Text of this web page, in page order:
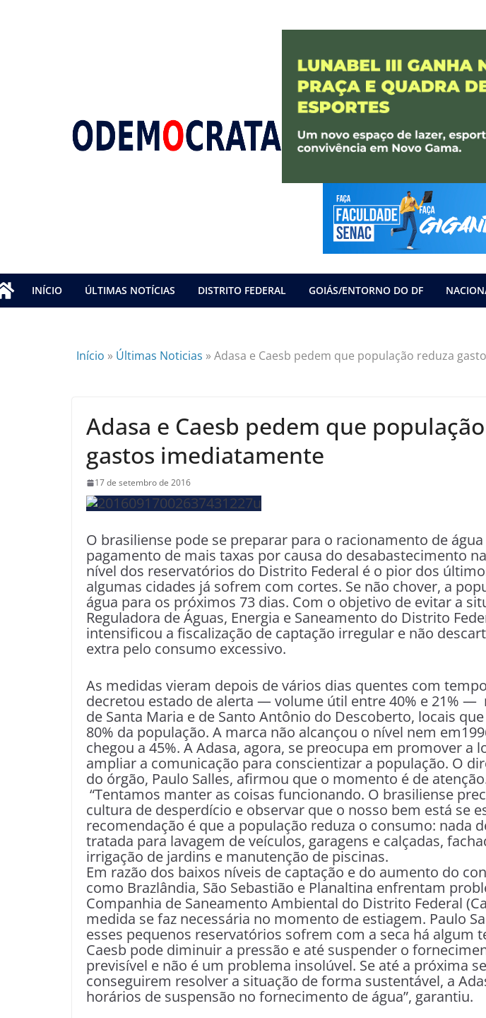
INÍCIO ÚLTIMAS NOTÍCIAS DISTRITO FEDERAL GOIÁS/ENTORNO DO DF
Início » Últimas Noticias »Adasa e Caesb pedem que população reduza
Adasa e Caesb pedem que
gastos imediatamente
17 de setembro de 2016
O brasiliense pode se preparar para o racionamento de água
pagamento de mais taxas por causa do desabastecimento
nível dos reservatórios do Distrito Federal é o pior dos
algumas cidades já sofrem com cortes. Se não chover, a
água para os próximos 73 dias. Com o objetivo de evitar a
Reguladora de Águas, Energia e Saneamento do Distrito
intensificou a fiscalização de captação irregular e não
extra pelo consumo excessivo.
As medidas vieram depois de vários dias quentes com
decretou estado de alerta — volume útil entre 40% e 21% —
de Santa Maria e de Santo Antônio do Descoberto, locais
80% da população. A marca não alcançou o nível nem
chegou a 45%. A Adasa, agora, se preocupa em promover a
ampliar a comunicação para conscientizar a população. O
do órgão, Paulo Salles, afirmou que o momento é de
“Tentamos manter as coisas funcionando. O brasiliense
cultura de desperdício e observar que o nosso bem está se
recomendação é que a população reduza o consumo: nada
tratada para lavagem de veículos, garagens e calçadas,
irrigação de jardins e manutenção de piscinas.
Em razão dos baixos níveis de captação e do aumento do
como Brazlândia, São Sebastião e Planaltina enfrentam
Companhia de Saneamento Ambiental do Distrito Federal
medida se faz necessária no momento de estiagem. Paulo
esses pequenos reservatórios sofrem com a seca há algum
Caesb pode diminuir a pressão e até suspender o
previsível e não é um problema insolúvel. Se até a próxima
conseguirem resolver a situação de forma sustentável, a
horários de suspensão no fornecimento de água”, garantiu.